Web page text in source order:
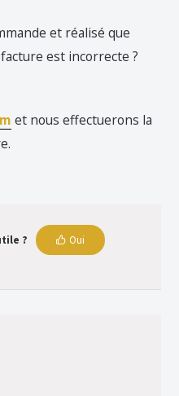
et réalisé que
est incorrecte ?
et nous effectuerons la
?
Oui